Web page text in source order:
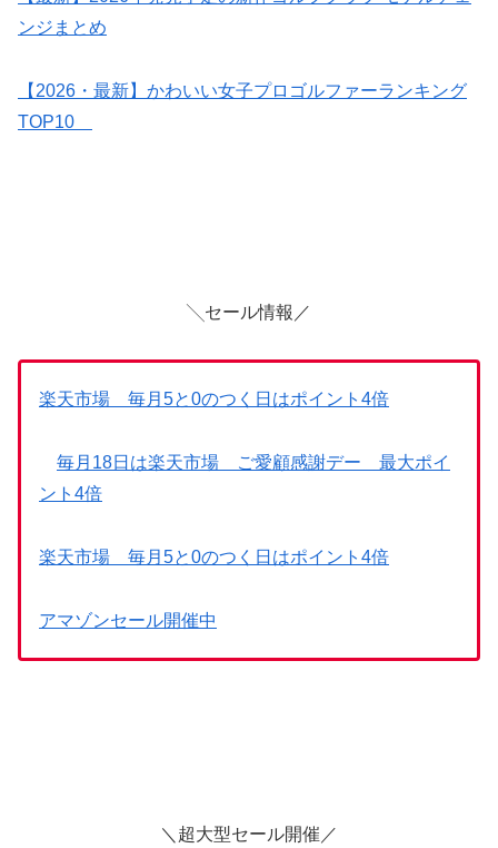
ンジまとめ
【2026・最新】かわいい女子プロゴルファーランキング
TOP10
╲セール情報／
楽天市場 毎月5と0のつく日はポイント4倍
毎月18日は楽天市場 ご愛顧感謝デー 最大ポイ
ント4倍
楽天市場 毎月5と0のつく日はポイント4倍
アマゾンセール開催中
＼超大型セール開催／